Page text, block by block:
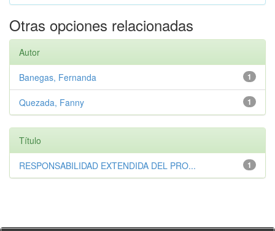
Otras opciones relacionadas
Autor
1
Banegas, Fernanda
1
Quezada, Fanny
Título
1
RESPONSABILIDAD EXTENDIDA DEL PRO...